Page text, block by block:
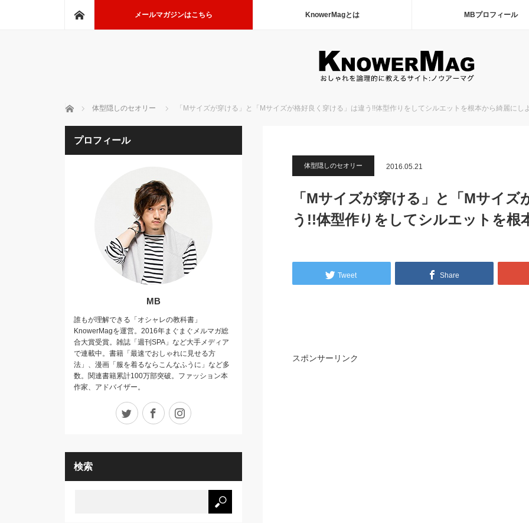
メールマガジンはこちら KnowerMagとは MBプロフィール
ホーム 体型隠しのセオリー 「Mサイズが穿ける」と「Mサイズが格好良く穿ける」は違う!!体型作りをしてシルエットを根本から綺麗にし
体型隠しのセオリー 2016.05.21
「Mサイズが穿ける」と「Mサイズ
う!!体型作りをしてシルエットを根
Tweet Share
スポンサーリンク
プロフィール
MB
誰もが理解できる「オシャレの教科書」
KnowerMagを運営。2016年まぐまぐメルマガ総
合大賞受賞。雑誌「週刊SPA」など大手メディア
で連載中。書籍「最速でおしゃれに見せる方
法」、漫画「服を着るならこんなふうに」など多
数。関連書籍累計100万部突破。ファッション本
作家、アドバイザー。
Twitter Facebook
検索